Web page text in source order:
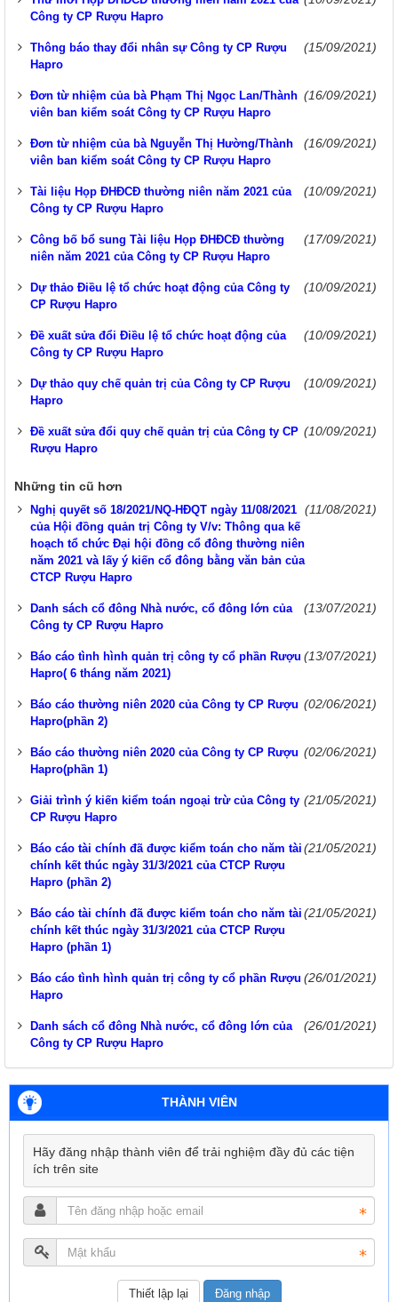
Công ty CP Rượu Hapro
Thông báo thay đổi nhân sự Công ty CP Rượu
Hapro
(15/09/2021)
Đơn từ nhiệm của bà Phạm Thị Ngọc Lan/Thành
viên ban kiểm soát Công ty CP Rượu Hapro
(16/09/2021)
Đơn từ nhiệm của bà Nguyễn Thị Hường/Thành
viên ban kiểm soát Công ty CP Rượu Hapro
(16/09/2021)
Tài liệu Họp ĐHĐCĐ thường niên năm 2021 của
Công ty CP Rượu Hapro
(10/09/2021)
Công bố bổ sung Tài liệu Họp ĐHĐCĐ thường
niên năm 2021 của Công ty CP Rượu Hapro
(17/09/2021)
Dự thảo Điều lệ tổ chức hoạt động của Công ty
CP Rượu Hapro
(10/09/2021)
Đề xuất sửa đổi Điều lệ tổ chức hoạt động của
Công ty CP Rượu Hapro
(10/09/2021)
Dự thảo quy chế quản trị của Công ty CP Rượu
Hapro
(10/09/2021)
Đề xuất sửa đổi quy chế quản trị của Công ty CP
Rượu Hapro
(10/09/2021)
Những tin cũ hơn
Nghị quyết số 18/2021/NQ-HĐQT ngày 11/08/2021
của Hội đồng quản trị Công ty V/v: Thông qua kế
hoạch tổ chức Đại hội đồng cổ đông thường niên
năm 2021 và lấy ý kiến cổ đông bằng văn bản của
CTCP Rượu Hapro
(11/08/2021)
Danh sách cổ đông Nhà nước, cổ đông lớn của
Công ty CP Rượu Hapro
(13/07/2021)
Báo cáo tình hình quản trị công ty cổ phần Rượu
Hapro( 6 tháng năm 2021)
(13/07/2021)
Báo cáo thường niên 2020 của Công ty CP Rượu
Hapro(phần 2)
(02/06/2021)
Báo cáo thường niên 2020 của Công ty CP Rượu
Hapro(phần 1)
(02/06/2021)
Giải trình ý kiến kiểm toán ngoại trừ của Công ty
CP Rượu Hapro
(21/05/2021)
Báo cáo tài chính đã được kiểm toán cho năm tài
chính kết thúc ngày 31/3/2021 của CTCP Rượu
Hapro (phần 2)
(21/05/2021)
Báo cáo tài chính đã được kiểm toán cho năm tài
chính kết thúc ngày 31/3/2021 của CTCP Rượu
Hapro (phần 1)
(21/05/2021)
Báo cáo tình hình quản trị công ty cổ phần Rượu
Hapro
(26/01/2021)
Danh sách cổ đông Nhà nước, cổ đông lớn của
Công ty CP Rượu Hapro
(26/01/2021)
THÀNH VIÊN
Hãy đăng nhập thành viên để trải nghiệm đầy đủ các tiện
ích trên site
Đăng nhập